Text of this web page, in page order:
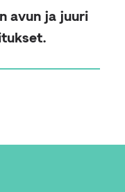
avun ja juuri